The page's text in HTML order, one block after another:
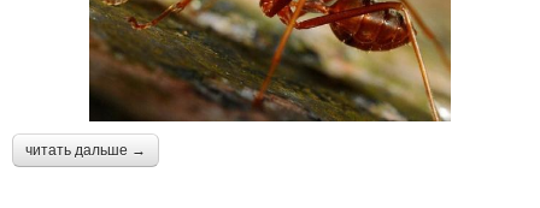
читать дальше →